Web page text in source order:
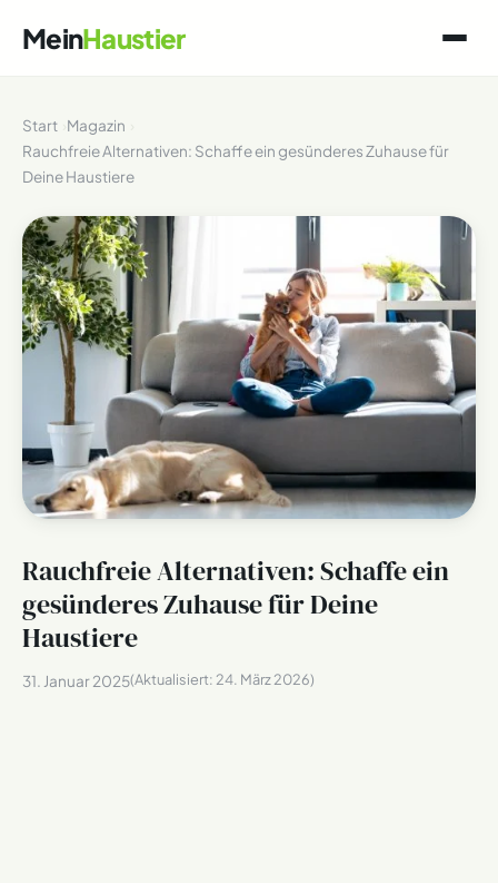
MeinHaustier
Start Magazin
Rauchfreie Alternativen: Schaffe ein gesünderes Zuhause für
Deine Haustiere
Rauchfreie Alternativen: Schaffe ein
gesünderes Zuhause für Deine
Haustiere
31. Januar 2025(Aktualisiert: 24. März 2026)